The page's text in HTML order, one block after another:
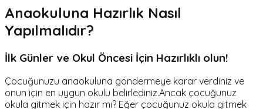
Anaokuluna Hazırlık Nasıl
Yapılmalıdır?
İlk Günler ve Okul Öncesi İçin Hazırlıklı olun!
Çocuğunuzu anaokuluna göndermeye karar verdiniz ve
onun için en uygun okulu belirlediniz.Ancak çocuğunuz
okula gitmek için hazır mı? Eğer çocuğunuz okula gitmek